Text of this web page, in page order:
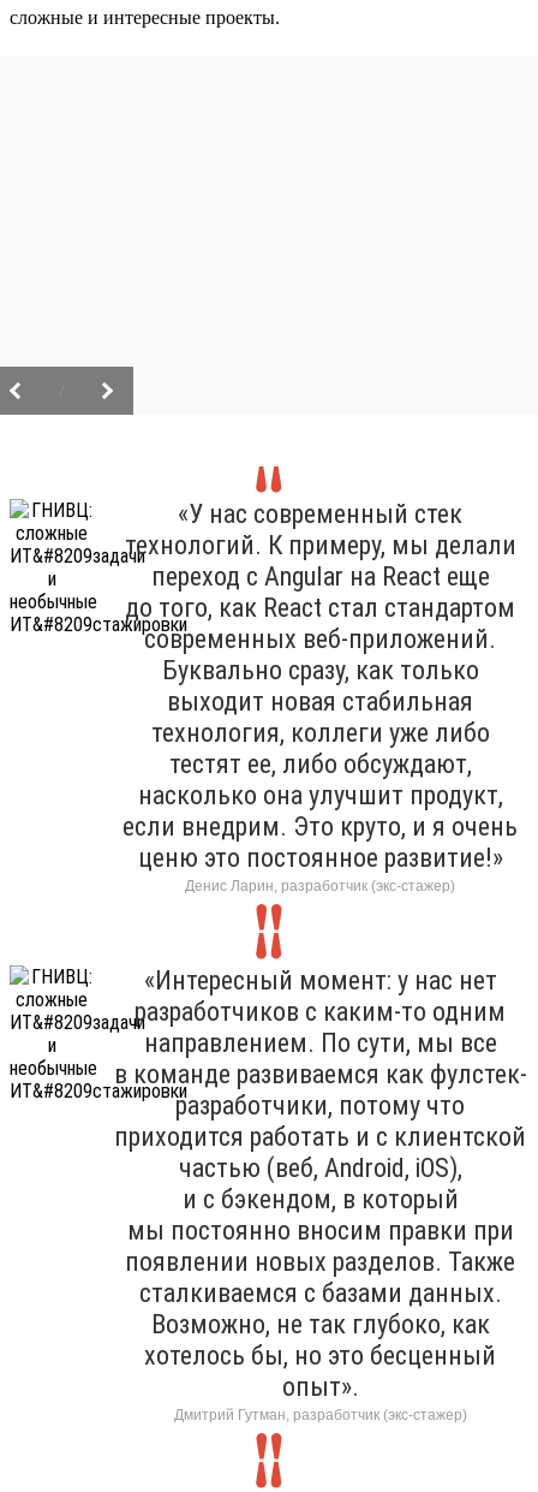
сложные и интересные проекты.
«У нас современный стек
технологий. К примеру, мы делали
переход с Angular на React еще
до того, как React стал стандартом
современных веб-приложений.
Буквально сразу, как только
выходит новая стабильная
технология, коллеги уже либо
тестят ее, либо обсуждают,
насколько она улучшит продукт,
если внедрим. Это круто, и я очень
ценю это постоянное развитие!»
Денис Ларин, разработчик (экс-стажер)
«Интересный момент: у нас нет
разработчиков с каким-то одним
направлением. По сути, мы все
в команде развиваемся как фулстек-
разработчики, потому что
приходится работать и с клиентской
частью (веб, Android, iOS),
и с бэкендом, в который
мы постоянно вносим правки при
появлении новых разделов. Также
сталкиваемся с базами данных.
Возможно, не так глубоко, как
хотелось бы, но это бесценный
опыт».
Дмитрий Гутман, разработчик (экс-стажер)